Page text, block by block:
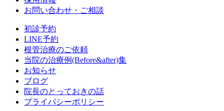
お問い合わせ・ご相談
初診予約
LINE予約
根管治療のご依頼
当院の治療例(Before&after)集
お知らせ
ブログ
院長のとっておきの話
プライバシーポリシー